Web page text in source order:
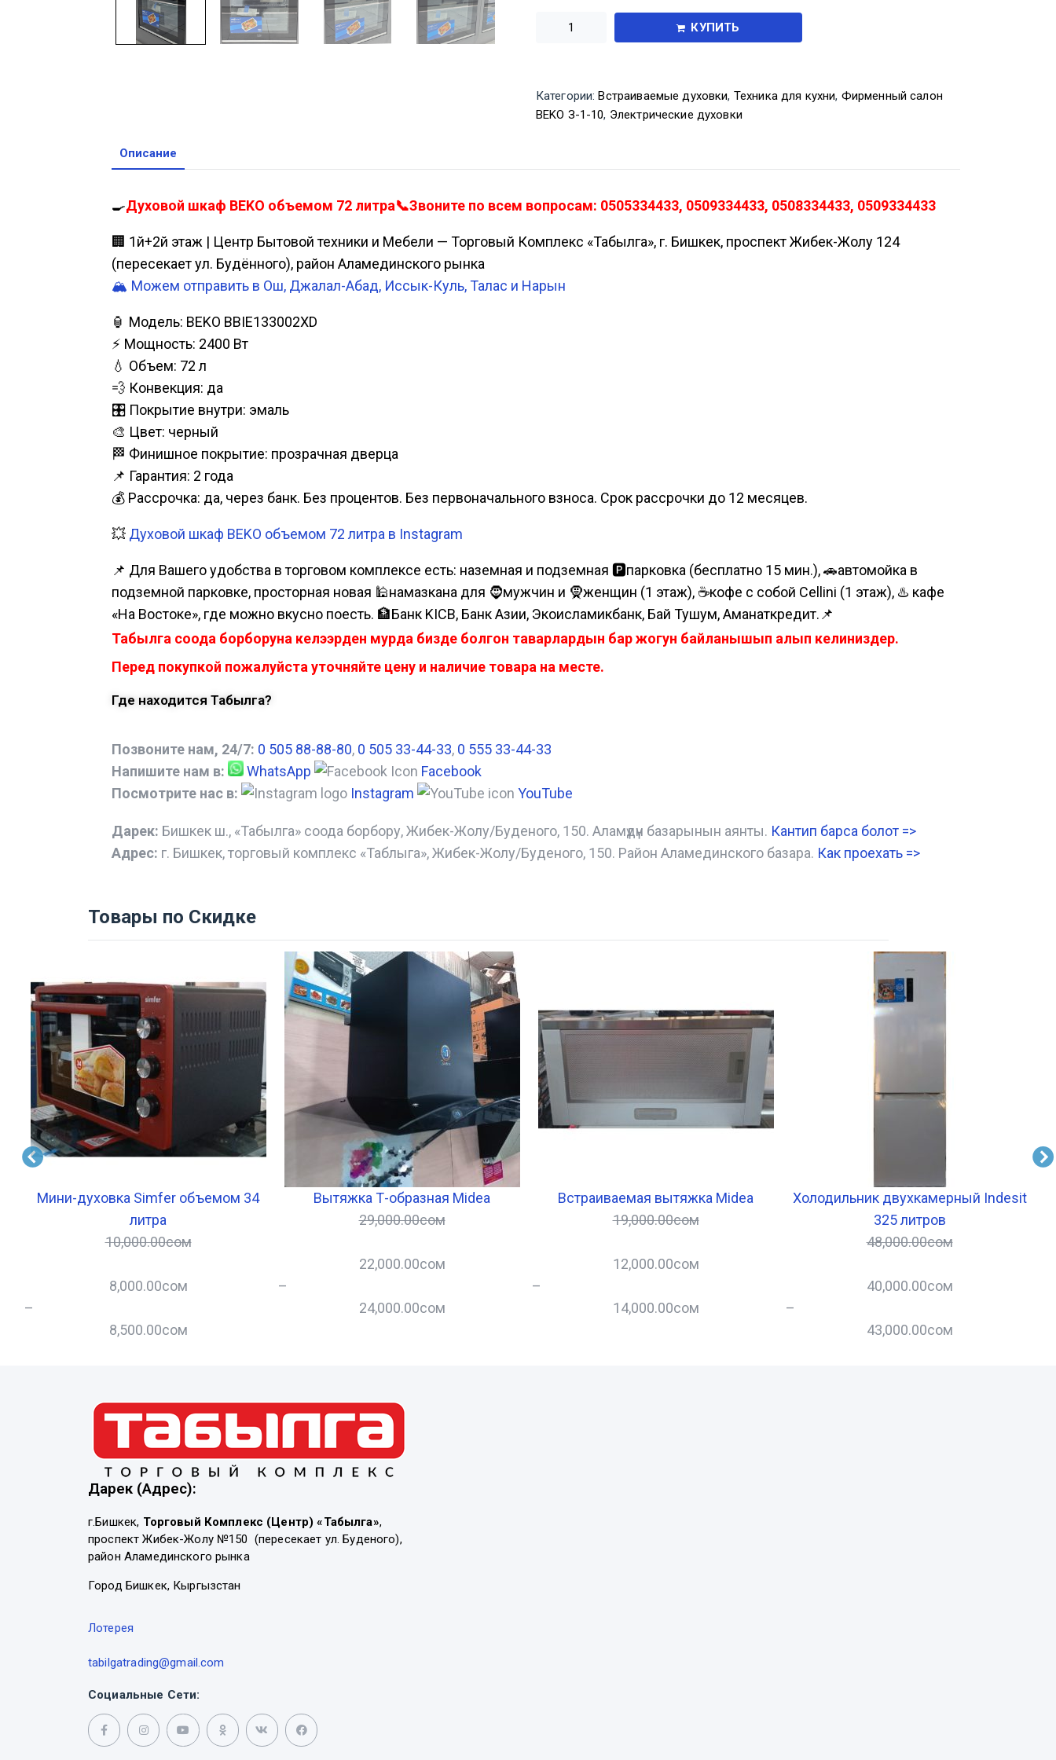
КУПИТЬ
Категории: Встраиваемые духовки, Техника для кухни, Фирменный салон
BEKO З-1-10, Электрические духовки
Описание
🍳Духовой шкаф BEKO объемом 72 литра📞Звоните по всем вопросам: 0505334433, 0509334433, 0508334433, 0509334433
🏢 1й+2й этаж | Центр Бытовой техники и Мебели — Торговый Комплекс «Табылга», г. Бишкек, проспект Жибек-Жолу 124
(пересекает ул. Будённого), район Аламединского рынка
🏔️ Можем отправить в Ош, Джалал-Абад, Иссык-Куль, Талас и Нарын
🏮 Модель: BEKO BBIE133002XD
⚡ Мощность: 2400 Bт
💧 Объем: 72 л
💨 Конвекция: да
🎛️ Покрытие внутри: эмаль
🎨 Цвет: черный
🏁 Финишное покрытие: прозрачная дверца
📌 Гарантия: 2 года
💰 Рассрочка: да, через банк. Без процентов. Без первоначального взноса. Срок рассрочки до 12 месяцев.
💥 Духовой шкаф BEKO объемом 72 литра в Instagram
📌 Для Вашего удобства в торговом комплексе есть: наземная и подземная 🅿парковка (бесплатно 15 мин.), 🚗автомойка в
подземной парковке, просторная новая 🕌намазкана для 🧔мужчин и 🧕женщин (1 этаж), ☕кофе с собой Cellini (1 этаж), ♨️ кафе
«На Востоке», где можно вкусно поесть. 🏦Банк KICB, Банк Азии, Экоисламикбанк, Бай Тушум, Аманаткредит.📌
Табылга соода борборуна келээрден мурда бизде болгон таварлардын бар жогун байланышып алып келиниздер.
Перед покупкой пожалуйста уточняйте цену и наличие товара на месте.
Где находится Табылга?
Позвоните нам, 24/7: 0 505 88-88-80, 0 505 33-44-33, 0 555 33-44-33
Напишите нам в:
WhatsApp
Facebook
Посмотрите нас в:
Instagram YouTube
Дарек: Бишкек ш., «Табылга» соода борбору, Жибек-Жолу/Буденого, 150. Аламүдүн базарынын аянты. Кантип барса болот =>
Адрес: г. Бишкек, торговый комплекс «Таблыга», Жибек-Жолу/Буденого, 150. Район Аламединского базара. Как проехать =>
Товары по Скидке
Мини-духовка Simfer объемом 34
литра
10,000.00сом
8,000.00сом
–
8,500.00сом
Вытяжка Т-образная Midea
29,000.00сом
22,000.00сом
–
24,000.00сом
Встраиваемая вытяжка Midea
19,000.00сом
12,000.00сом
–
14,000.00сом
Холодильник двухкамерный Indesit
325 литров
48,000.00сом
40,000.00сом
–
43,000.00сом
Дарек (Адрес):
г.Бишкек, Торговый Комплекс (Центр) «Табылга»,
проспект Жибек-Жолу №150 (пересекает ул. Буденого),
район Аламединского рынка
Город Бишкек, Кыргызстан
Лотерея
tabilgatrading@gmail.com
Социальные Сети: